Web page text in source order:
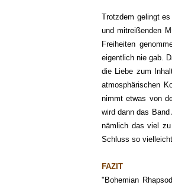
Trotzdem gelingt
und mitreißenden
Freiheiten
eigentlich nie gab.
die Liebe zum
atmosphärischen
nimmt etwas von
wird dann das
nämlich das viel
Schluss so
FAZIT
"Bohemian